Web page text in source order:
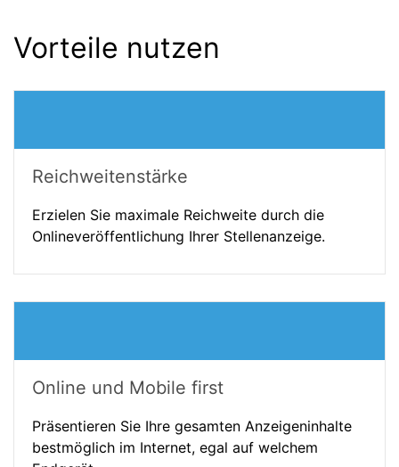
Vorteile nutzen
Reichweitenstärke
Erzielen Sie maximale Reichweite durch die
Onlineveröffentlichung Ihrer Stellenanzeige.
Online und Mobile first
Präsentieren Sie Ihre gesamten Anzeigeninhalte
bestmöglich im Internet, egal auf welchem